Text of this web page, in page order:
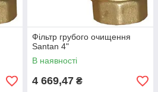
Фільтр грубого очищення
Santan 4"
В наявності
4 669,47 ₴